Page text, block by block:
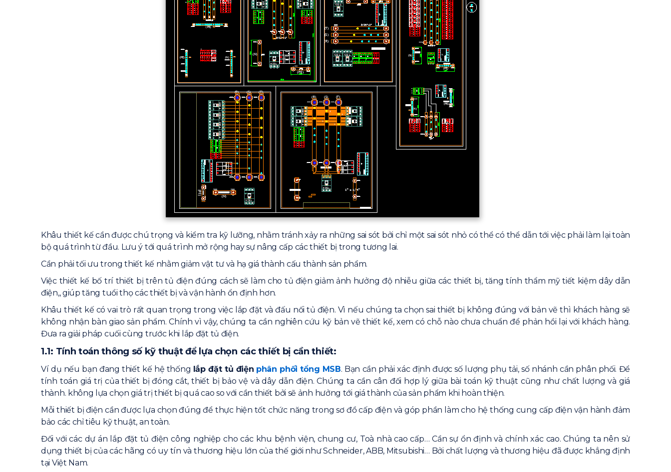
Khâu thiết kế cần được chú trọng và kiểm tra kỹ lưỡng, nhằm tránh xảy ra những sai sót bởi chỉ một sai sót nhỏ có thể có thể dẫn tới việc phải làm lại toàn
bộ quá trình từ đầu. Lưu ý tới quá trình mở rộng hay sự nâng cấp các thiết bị trong tương lai.
Cần phải tối ưu trong thiết kế nhằm giảm vật tư và hạ giá thành cấu thành sản phẩm.
Việc thiết kế bố trí thiết bị trên tủ điện đúng cách sẽ làm cho tủ điện giảm ảnh hưởng độ nhiễu giữa các thiết bị, tăng tính thẩm mỹ tiết kiệm dây dẫn
điện,, giúp tăng tuổi thọ các thiết bị và vận hành ổn định hơn.
Khâu thiết kế có vai trò rất quan trọng trong việc lắp đặt và đấu nối tủ điện. Vì nếu chúng ta chọn sai thiết bị không đúng với bản vẽ thì khách hàng sẽ
không nhận bàn giao sản phẩm. Chính vì vậy, chúng ta cần nghiên cứu kỹ bản vẽ thiết kế, xem có chỗ nào chưa chuẩn để phản hồi lại với khách hàng.
Đưa ra giải pháp cuối cùng trước khi lắp đặt tủ điện.
1.1: Tính toán thông số kỹ thuật để lựa chọn các thiết bị cần thiết:
Ví dụ nếu bạn đang thiết kế hệ thống lắp đặt tủ điện phân phối tổng MSB. Bạn cần phải xác định được số lượng phụ tải, số nhánh cần phân phối. Để
tính toán giá trị của thiết bị đóng cắt, thiết bị bảo vệ và dây dẫn điện. Chúng ta cần cân đối hợp lý giữa bài toán kỹ thuật cũng như chất lượng và giá
thành. không lựa chọn giá trị thiết bị quá cao so với cần thiết bởi sẽ ảnh hưởng tới giá thành của sản phẩm khi hoàn thiện.
Mỗi thiết bị điện cần được lựa chọn đúng để thực hiện tốt chức năng trong sơ đồ cấp điện và góp phần làm cho hệ thống cung cấp điện vận hành đảm
bảo các chỉ tiêu kỹ thuật, an toàn.
Đối với các dự án lắp đặt tủ điện công nghiệp cho các khu bệnh viện, chung cư, Toà nhà cao cấp… Cần sự ổn định và chính xác cao. Chúng ta nên sử
dụng thiết bị của các hãng có uy tín và thương hiệu lớn của thế giới như Schneider, ABB, Mitsubishi… Bởi chất lượng và thương hiệu đã được khẳng định
tại Việt Nam.